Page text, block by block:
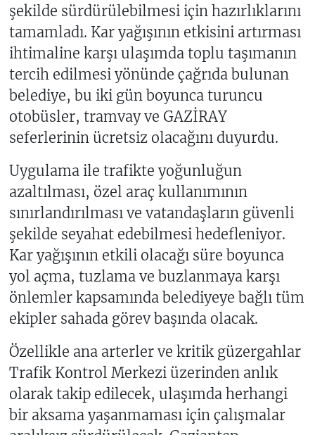
şekilde sürdürülebilmesi için hazırlıklarını
tamamladı. Kar yağışının etkisini artırması
ihtimaline karşı ulaşımda toplu taşımanın
tercih edilmesi yönünde çağrıda bulunan
belediye, bu iki gün boyunca turuncu
otobüsler, tramvay ve GAZİRAY
seferlerinin ücretsiz olacağını duyurdu.
Uygulama ile trafikte yoğunluğun
azaltılması, özel araç kullanımının
sınırlandırılması ve vatandaşların güvenli
şekilde seyahat edebilmesi hedefleniyor.
Kar yağışının etkili olacağı süre boyunca
yol açma, tuzlama ve buzlanmaya karşı
önlemler kapsamında belediyeye bağlı tüm
ekipler sahada görev başında olacak.
Özellikle ana arterler ve kritik güzergahlar
Trafik Kontrol Merkezi üzerinden anlık
olarak takip edilecek, ulaşımda herhangi
bir aksama yaşanmaması için çalışmalar